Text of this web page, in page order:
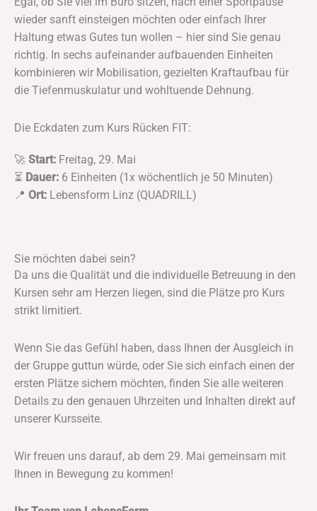
wieder sanft einsteigen möchten oder einfach Ihrer
Haltung etwas Gutes tun wollen – hier sind Sie genau
richtig. In sechs aufeinander aufbauenden Einheiten
kombinieren wir Mobilisation, gezielten Kraftaufbau für
die Tiefenmuskulatur und wohltuende Dehnung.
Die Eckdaten zum Kurs Rücken FIT:
🚀 Start: Freitag, 29. Mai
⏳ Dauer: 6 Einheiten (1x wöchentlich je 50 Minuten)
📍 Ort: Lebensform Linz (QUADRILL)
Sie möchten dabei sein?
Da uns die Qualität und die individuelle Betreuung in den
Kursen sehr am Herzen liegen, sind die Plätze pro Kurs
strikt limitiert.
Wenn Sie das Gefühl haben, dass Ihnen der Ausgleich in
der Gruppe guttun würde, oder Sie sich einfach einen der
ersten Plätze sichern möchten, finden Sie alle weiteren
Details zu den genauen Uhrzeiten und Inhalten direkt auf
unserer Kursseite.
Wir freuen uns darauf, ab dem 29. Mai gemeinsam mit
Ihnen in Bewegung zu kommen!